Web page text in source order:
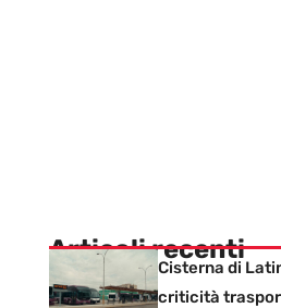
Articoli recenti
Cisterna di
criticità